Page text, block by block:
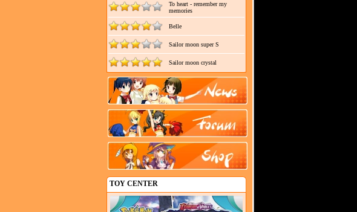
To heart - remember my
memories
Belle
Sailor moon super S
Sailor moon crystal
TOY CENTER